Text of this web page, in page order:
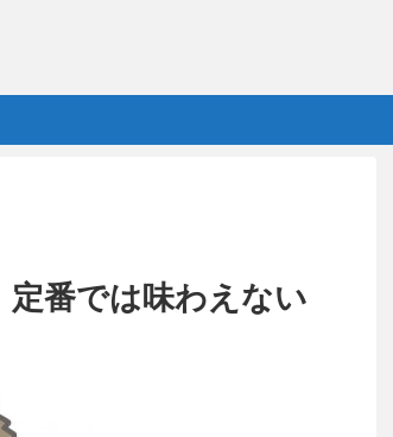
番では味わえない